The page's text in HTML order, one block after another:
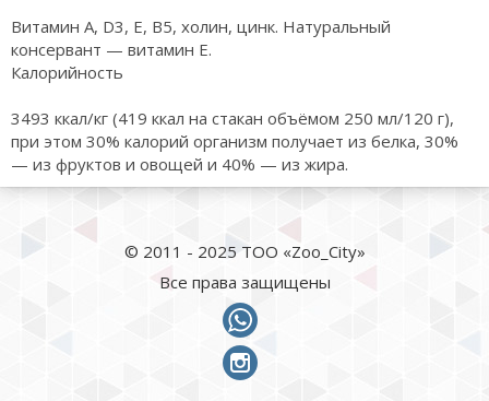
Витамин А, D3, E, B5, холин, цинк. Натуральный
консервант — витамин Е.
Калорийность
3493 ккал/кг (419 ккал на стакан объёмом 250 мл/120 г),
при этом 30% калорий организм получает из белка, 30%
— из фруктов и овощей и 40% — из жира.
© 2011 - 2025 ТОО «Zoo_City»
Все права защищены